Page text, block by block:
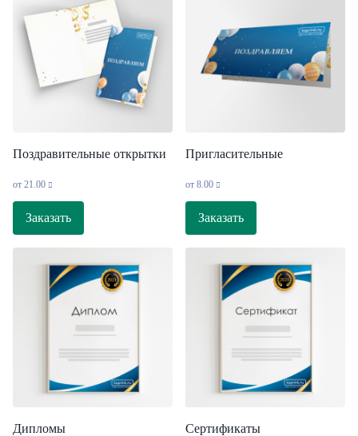
Поздравительные открытки
от 21.00
Заказать
Пригласительные
от 8.00
Заказать
Дипломы Сертификаты